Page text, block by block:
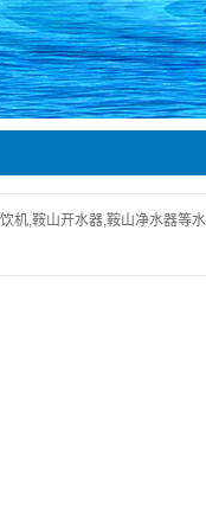
医疗水处理
机,鞍山开水器,鞍山净水器等